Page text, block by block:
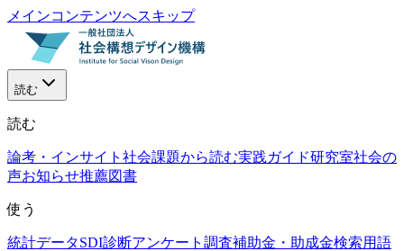
メインコンテンツへスキップ
読む
読む
論考・インサイト 社会課題から読む実践ガイド研究室社会の
声お知らせ推薦図書
使う
統計データSDI診断アンケート調査補助金・助成金検索用語